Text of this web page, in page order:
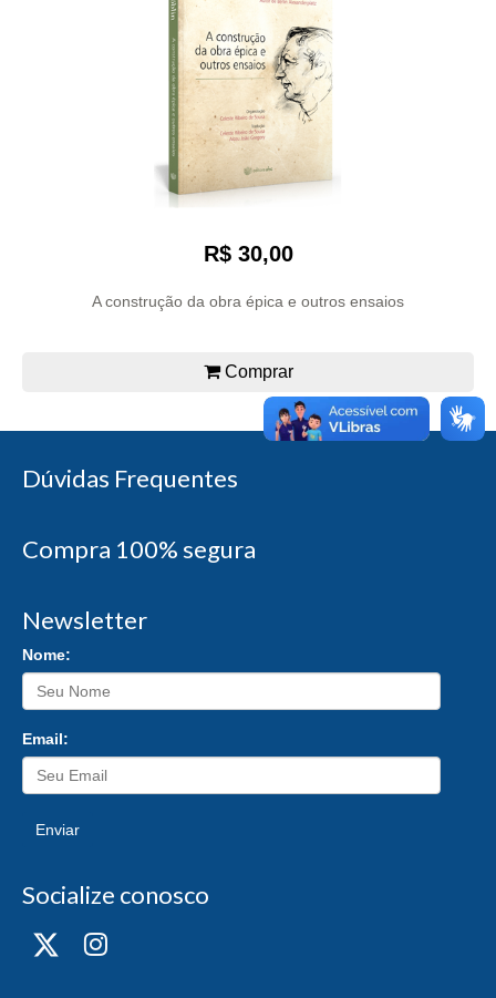
R$ 30,00
A construção da obra épica e outros ensaios
Comprar
Dúvidas Frequentes
Compra 100% segura
Newsletter
Nome:
Email:
Enviar
Socialize conosco